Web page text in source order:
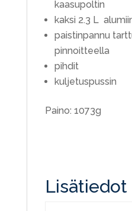
kaasupoltin
kaksi 2.3 L
paistinpannu
pinnoitteella
pihdit
kuljetuspussin
Paino: 1073g
Lisätiedot